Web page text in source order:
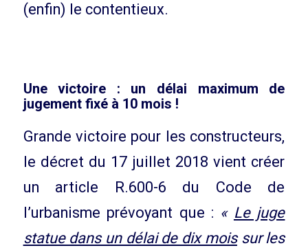
(enfin) le contentieux.
Une victoire : un délai maximum de
jugement fixé à 10 mois !
Grande victoire pour les constructeurs,
le décret du 17 juillet 2018 vient créer
un article R.600-6 du Code de
l’urbanisme prévoyant que : « Le juge
statue dans un délai de dix moissur les